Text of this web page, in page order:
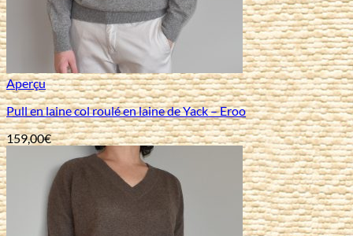
Aperçu
Pull en laine col roulé en laine de Yack – Eroo
159,00€